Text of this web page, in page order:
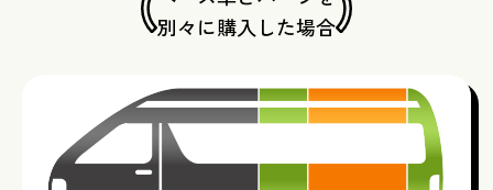
​​​​​​​別々に購入した場合